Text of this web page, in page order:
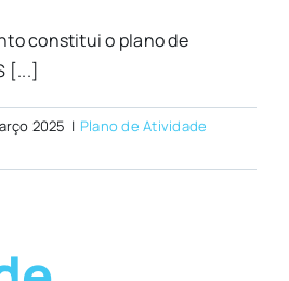
constitui o plano de
[...]
2025 | Plano de Atividade